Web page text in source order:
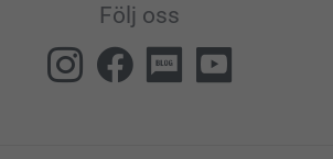
Följ oss